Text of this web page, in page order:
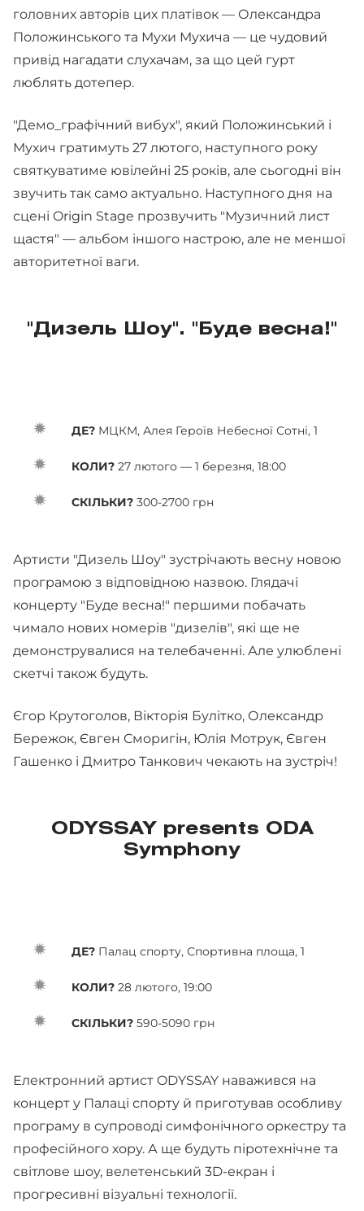
головних авторів цих платівок — Олександра
Положинського та Мухи Мухича — це чудовий
привід нагадати слухачам, за що цей гурт
люблять дотепер.
"Демо_графічний вибух", який Положинський і
Мухич гратимуть 27 лютого, наступного року
святкуватиме ювілейні 25 років, але сьогодні він
звучить так само актуально. Наступного дня на
сцені Origin Stage прозвучить "Музичний лист
щастя" — альбом іншого настрою, але не меншої
авторитетної ваги.
"Дизель Шоу". "Буде весна!"
ДЕ? МЦКМ, Алея Героїв Небесної Сотні, 1
КОЛИ? 27 лютого — 1 березня, 18:00
СКІЛЬКИ? 300-2700 грн
Артисти "Дизель Шоу" зустрічають весну новою
програмою з відповідною назвою. Глядачі
концерту "Буде весна!" першими побачать
чимало нових номерів "дизелів", які ще не
демонструвалися на телебаченні. Але улюблені
скетчі також будуть.
Єгор Крутоголов, Вікторія Булітко, Олександр
Бережок, Євген Сморигін, Юлія Мотрук, Євген
Гашенко і Дмитро Танкович чекають на зустріч!
ODYSSAY presents ODA
Symphony
ДЕ? Палац спорту, Спортивна площа, 1
КОЛИ? 28 лютого, 19:00
СКІЛЬКИ? 590-5090 грн
Електронний артист ODYSSAY наважився на
концерт у Палаці спорту й приготував особливу
програму в супроводі симфонічного оркестру та
професійного хору. А ще будуть піротехнічне та
світлове шоу, велетенський 3D-екран і
прогресивні візуальні технології.